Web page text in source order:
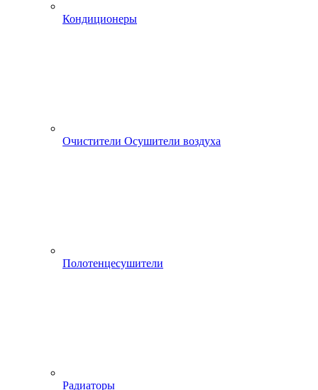
Кондиционеры
Очистители Осушители воздуха
Полотенцесушители
Радиаторы